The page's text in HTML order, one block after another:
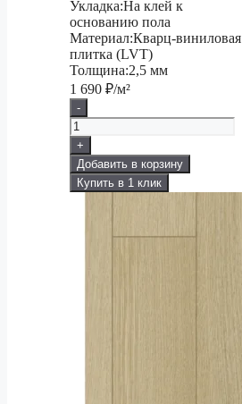
Укладка:На клей к
основанию пола
Материал:Кварц-виниловая
плитка (LVT)
Толщина:2,5 мм
1 690 ₽/м²
-
+
Добавить в корзину
Купить в 1 клик